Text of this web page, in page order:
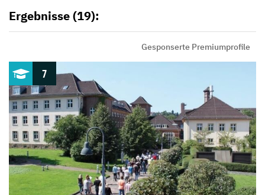
Ergebnisse (19):
Gesponserte Premiumprofile
7